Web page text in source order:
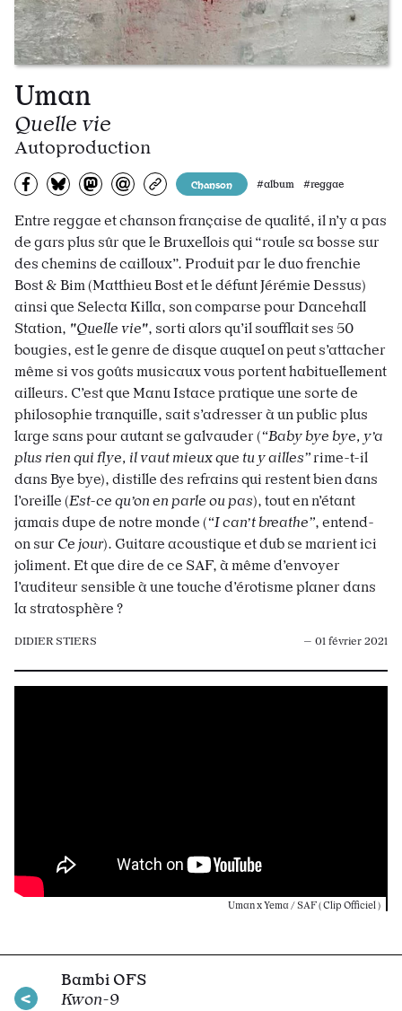
Uman
Quelle vie
Autoproduction
Partagez sur Facebook
Partager sur Bluesky
Partager sur Mastodon
Partagez par e-mail
Copiez l’url
Chanson #album #reggae
Entre reggae et chanson française de qualité, il n’y a pas
de gars plus sûr que le Bruxellois qui “roule sa bosse sur
des chemins de cailloux”. Produit par le duo frenchie
Bost & Bim (Matthieu Bost et le défunt Jérémie Dessus)
ainsi que Selecta Killa, son comparse pour Dancehall
Station, "Quelle vie", sorti alors qu’il soufflait ses 50
bougies, est le genre de disque auquel on peut s’attacher
même si vos goûts musicaux vous portent habituellement
ailleurs. C’est que Manu Istace pratique une sorte de
philosophie tranquille, sait s’adresser à un public plus
large sans pour autant se galvauder (“Baby bye bye, y’a
plus rien qui flye, il vaut mieux que tu y ailles”rime-t-il
dans Bye bye), distille des refrains qui restent bien dans
l’oreille (Est-ce qu’on en parle ou pas), tout en n’étant
jamais dupe de notre monde (“I can’t breathe”, entend-
on sur Ce jour). Guitare acoustique et dub se marient ici
joliment. Et que dire de ce SAF, à même d’envoyer
l’auditeur sensible à une touche d’érotisme planer dans
la stratosphère ?
DIDIER STIERS — 01 février 2021
Uman x Yema / SAF ( Clip Officiel )
Bambi OFS
Kwon-9